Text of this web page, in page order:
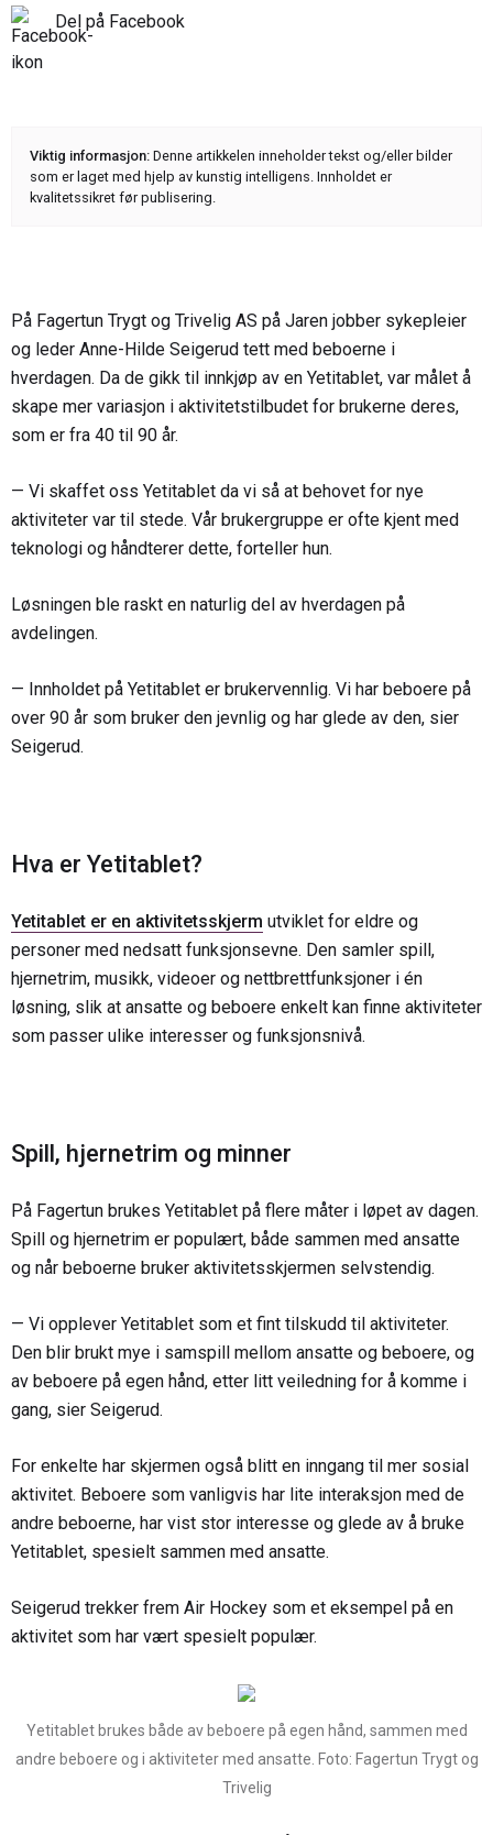
Del på Facebook
Viktig informasjon: Denne artikkelen inneholder tekst og/eller bilder
som er laget med hjelp av kunstig intelligens. Innholdet er
kvalitetssikret før publisering.
På Fagertun Trygt og Trivelig AS på Jaren jobber sykepleier
og leder Anne-Hilde Seigerud tett med beboerne i
hverdagen. Da de gikk til innkjøp av en Yetitablet, var målet å
skape mer variasjon i aktivitetstilbudet for brukerne deres,
som er fra 40 til 90 år.
— Vi skaffet oss Yetitablet da vi så at behovet for nye
aktiviteter var til stede. Vår brukergruppe er ofte kjent med
teknologi og håndterer dette, forteller hun.
Løsningen ble raskt en naturlig del av hverdagen på
avdelingen.
— Innholdet på Yetitablet er brukervennlig. Vi har beboere på
over 90 år som bruker den jevnlig og har glede av den, sier
Seigerud.
Hva er Yetitablet?
Yetitablet er en aktivitetsskjerm utviklet for eldre og
personer med nedsatt funksjonsevne. Den samler spill,
hjernetrim, musikk, videoer og nettbrettfunksjoner i én
løsning, slik at ansatte og beboere enkelt kan finne aktiviteter
som passer ulike interesser og funksjonsnivå.
Spill, hjernetrim og minner
På Fagertun brukes Yetitablet på flere måter i løpet av dagen.
Spill og hjernetrim er populært, både sammen med ansatte
og når beboerne bruker aktivitetsskjermen selvstendig.
— Vi opplever Yetitablet som et fint tilskudd til aktiviteter.
Den blir brukt mye i samspill mellom ansatte og beboere, og
av beboere på egen hånd, etter litt veiledning for å komme i
gang, sier Seigerud.
For enkelte har skjermen også blitt en inngang til mer sosial
aktivitet. Beboere som vanligvis har lite interaksjon med de
andre beboerne, har vist stor interesse og glede av å bruke
Yetitablet, spesielt sammen med ansatte.
Seigerud trekker frem Air Hockey som et eksempel på en
aktivitet som har vært spesielt populær.
Yetitablet brukes både av beboere på egen hånd, sammen med
andre beboere og i aktiviteter med ansatte. Foto: Fagertun Trygt og
Trivelig